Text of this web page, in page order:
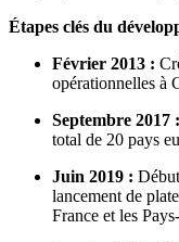
Étapes clés du
Février 2013 :
opérationnelles à
Septembre 2017 :
total de 20 pays
Juin 2019 :
lancement de
France et les